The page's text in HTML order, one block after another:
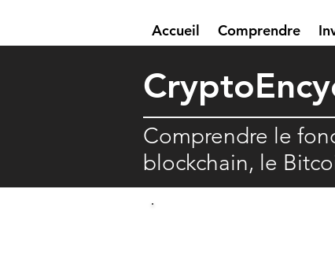
Accueil Comprendre
CryptoE
Comprendre le
blockchain, le